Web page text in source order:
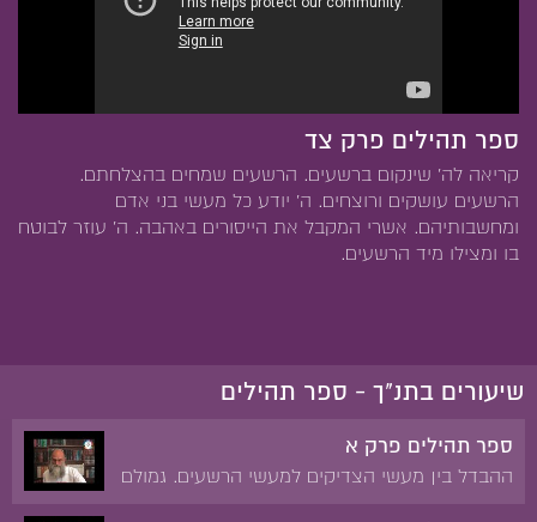
ספר תהילים פרק צד
קריאה לה' שינקום ברשעים. הרשעים שמחים בהצלחתם.
הרשעים עושקים ורוצחים. ה' יודע כל מעשי בני אדם
ומחשבותיהם. אשרי המקבל את הייסורים באהבה. ה' עוזר לבוטח
בו ומצילו מיד הרשעים.
שיעורים בתנ"ך - ספר תהילים
ספר תהילים פרק א
ההבדל בין מעשי הצדיקים למעשי הרשעים. גמולם